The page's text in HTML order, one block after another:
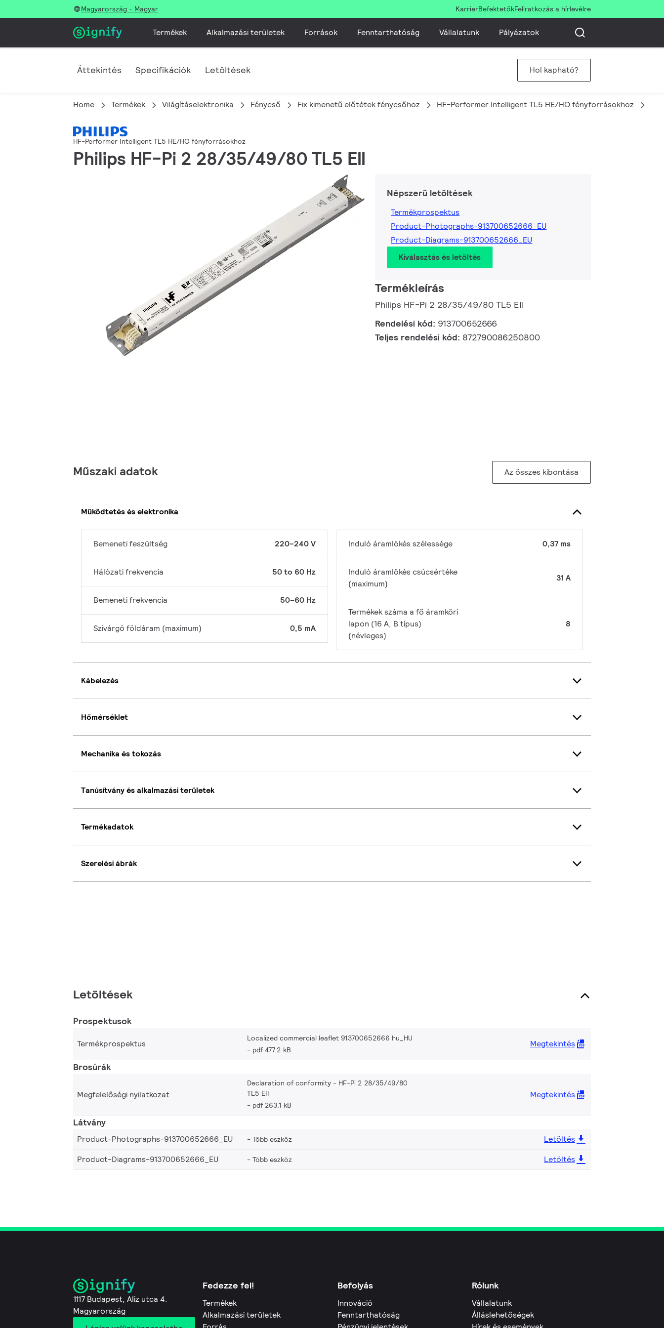
Magyarország - Magyar KarrierBefektetőkFeliratkozás a hírlevélre
Termékek Alkalmazási területek Források Fenntarthatóság Vállalatunk Pályázatok
Áttekintés Specifikációk Letöltések Hol kapható?
Home Termékek Világításelektronika Fénycső Fix kimenetű előtétek fénycsőhöz HF-Performer Intelligent TL5 HE/HO fényforrásokhoz
HF-Performer Intelligent TL5 HE/HO fényforrásokhoz
Philips HF-Pi 2 28/35/49/80 TL5 EII
Népszerű letöltések
Termékprospektus
Product-Photographs-913700652666_EU
Product-Diagrams-913700652666_EU
Kiválasztás és letöltés
Termékleírás
Philips HF-Pi 2 28/35/49/80 TL5 EII
Rendelési kód: 913700652666
Teljes rendelési kód: 872790086250800
Műszaki adatok Az összes kibontása
Működtetés és elektronika
Bemeneti feszültség 220–240 V
Hálózati frekvencia 50 to 60 Hz
Bemeneti frekvencia 50–60 Hz
Szivárgó földáram (maximum) 0,5 mA
Induló áramlökés szélessége 0,37 ms
Induló áramlökés csúcsértéke
(maximum)
31 A
Termékek száma a fő áramköri
lapon (16 A, B típus)
(névleges)
8
Kábelezés
Hőmérséklet
Mechanika és tokozás
Tanúsítvány és alkalmazási területek
Termékadatok
Szerelési ábrák
Letöltések
Prospektusok
Termékprospektus
Localized commercial leaflet 913700652666 hu_HU
pdf 477.2 kB
Megtekintés
Brosúrák
Megfelelőségi nyilatkozat
Declaration of conformity - HF-Pi 2 28/35/49/80
TL5 EII
pdf 263.1 kB
Megtekintés
Látvány
Product-Photographs-913700652666_EU Több eszköz
Letöltés
Product-Diagrams-913700652666_EU
Több eszköz Letöltés
1117 Budapest, Aliz utca 4.
Magyarország
Fedezze fel!
Termékek
Alkalmazási területek
Befolyás
Innováció
Fenntarthatóság
Rólunk
Vállalatunk
Álláslehetőségek